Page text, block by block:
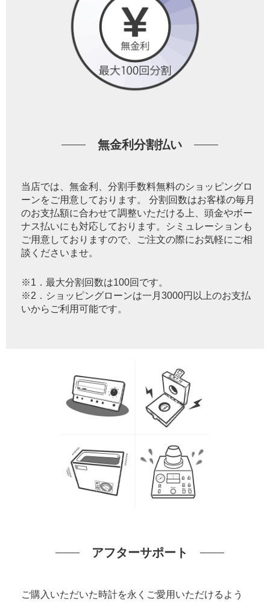
無金利分割払い
当店では、無金利、分割手数料無料のショッピングロ
ーンをご用意しております。 分割回数はお客様の毎月
のお支払額に合わせて調整いただける上、頭金やボー
ナス払いにも対応しております。シミュレーションも
ご用意しておりますので、ご注文の際にお気軽にご相
談くださいませ。
※1．最大分割回数は100回です。
※2．ショッピングローンは一月3000円以上のお支払
いからご利用可能です。
アフターサポート
ご購入いただいた時計を永くご愛用いただけるよう